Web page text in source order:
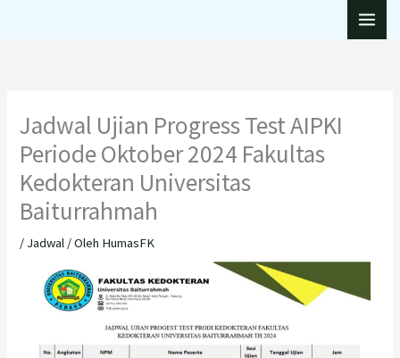
Jadwal Ujian Progress Test AIPKI
Periode Oktober 2024 Fakultas
Kedokteran Universitas
Baiturrahmah
/ Jadwal / Oleh HumasFK